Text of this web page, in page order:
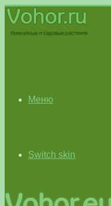
Меню
Switch skin